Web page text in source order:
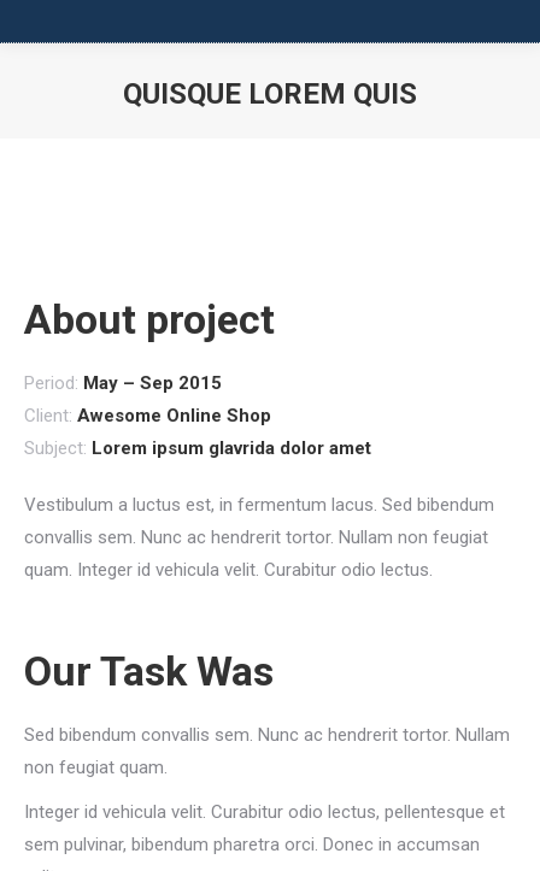
QUISQUE LOREM QUIS
About project
Period: May – Sep 2015
Client: Awesome Online Shop
Subject: Lorem ipsum glavrida dolor amet
Vestibulum a luctus est, in fermentum lacus. Sed bibendum
convallis sem. Nunc ac hendrerit tortor. Nullam non feugiat
quam. Integer id vehicula velit. Curabitur odio lectus.
Our Task Was
Sed bibendum convallis sem. Nunc ac hendrerit tortor. Nullam
non feugiat quam.
Integer id vehicula velit. Curabitur odio lectus, pellentesque et
sem pulvinar, bibendum pharetra orci. Donec in accumsan